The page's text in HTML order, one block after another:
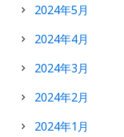
2024年5月
2024年4月
2024年3月
2024年2月
2024年1月